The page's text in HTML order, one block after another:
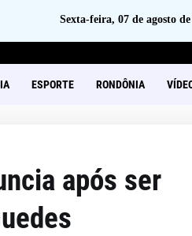
Sexta-feira, 07 de agosto de
ESPORTE RONDÔNIA
após ser